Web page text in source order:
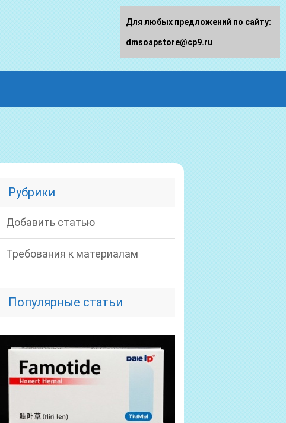
Рубрики
Добавить статью
Требования к материалам
Популярные статьи
Для любых предложений по сайту:
dmsoapstore@cp9.ru